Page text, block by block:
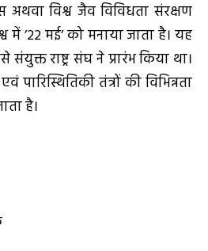
अथवा विश्व जैव विविधता संरक्षण
में ’22 मई’ को मनाया जाता है। यह
संयुक्त राष्ट्र संघ ने प्रारंभ किया था।
पारिस्थितिकी तंत्रों की विभिन्नता
है।